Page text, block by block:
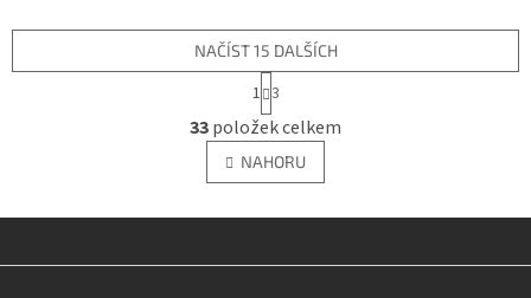
O
v
l
á
í
NAČÍST 15 DALŠÍCH
t
r
á
n
k
v
n
1 3
33položek celkem
NAHORU